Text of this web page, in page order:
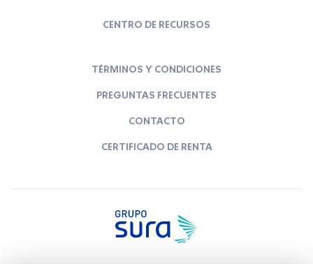
CENTRO DE RECURSOS
TÉRMINOS Y CONDICIONES
PREGUNTAS FRECUENTES
CONTACTO
CERTIFICADO DE RENTA